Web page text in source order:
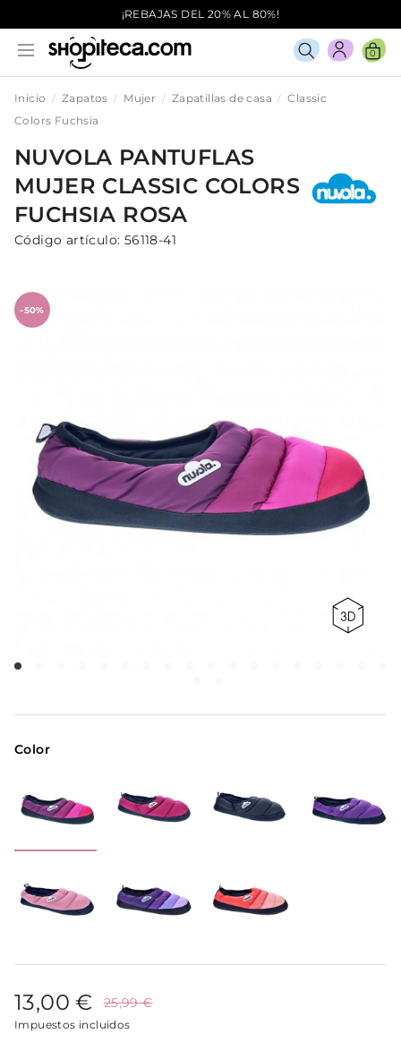
¡REBAJAS DEL 20% AL 80%!
0
Inicio Zapatos Mujer Zapatillas de casa
Classic
Colors Fuchsia
NUVOLA PANTUFLAS
MUJER CLASSIC COLORS
FUCHSIA ROSA
Código artículo: 56118-41
-50%
Color
13,00 € 25,99 €
Impuestos incluidos